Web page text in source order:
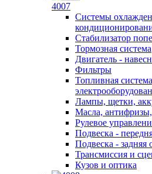
4007
Системы
Стабилизатор
Тормозная система
Двигатель -
Фильтры
Топливная
Лампы, щетки,
Масла,
Рулевое
Подвеска -
Подвеска - задняя
Трансмиссия и
Кузов и оптика